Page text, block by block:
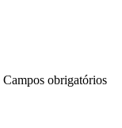
Campos obrigatórios